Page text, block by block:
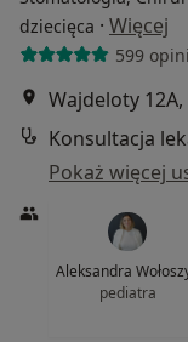
dziecięca · Więcej
599
Wajdeloty
Konsultacja
Pokaż więcej
Aleksandra
pediatra